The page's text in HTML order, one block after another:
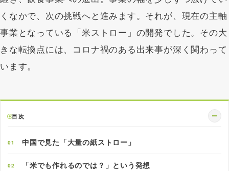
くなかで、次の挑戦へと進みます。それが、現在の主軸
事業となっている「米ストロー」の開発でした。その大
きな転換点には、コロナ禍のある出来事が深く関わって
います。
目次
01 中国で見た「大量の紙ストロー」
02 「米でも作れるのでは？」という発想